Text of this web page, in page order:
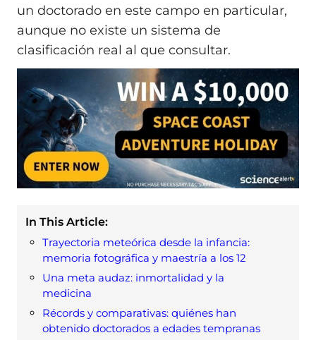
un doctorado en este campo en particular,
aunque no existe un sistema de
clasificación real al que consultar.
In This Article:
Trayectoria meteórica desde la infancia:
memoria fotográfica y maestría a los 12
Una meta audaz: inmortalidad y la
medicina
Récords y comparativas: quiénes han
obtenido doctorados a edades tempranas